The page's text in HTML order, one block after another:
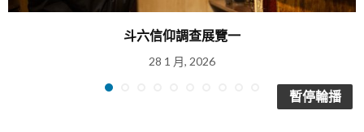
斗六信仰調查展覽一
28 1 月, 2026
暫停輪播